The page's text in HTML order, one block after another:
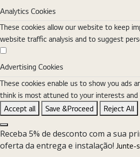
Analytics Cookies
These cookies allow our website to keep
website traffic analysis and to suggest
Advertising Cookies
Advertising Cookies
These cookies enable us to show you ads
think is most attuned to your interests and
Accept all
Save &Proceed Reject All
Close the Cookie Setting banner
Receba 5% de desconto com a sua
oferta da entrega e instalação! Junte-